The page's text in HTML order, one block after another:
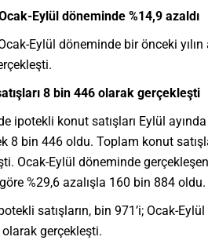
Eylül döneminde %14,9 azaldı
Eylül döneminde bir önceki
8 bin 446 olarak gerçekleşti
ipotekli konut satışları Eylül ayında
8 bin 446 oldu. Toplam konut
Ocak-Eylül döneminde
%29,6 azalışla 160 bin 884 oldu.
satışların, bin 971’i; Ocak-
olarak gerçekleşti.